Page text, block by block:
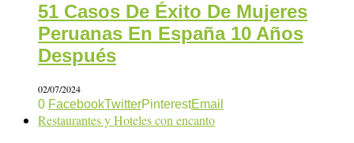
51 Casos De Éxito De Mujeres
Peruanas En España 10 Años
Después
02/07/2024
0 FacebookTwitterPinterestEmail
Restaurantes y Hoteles con encanto